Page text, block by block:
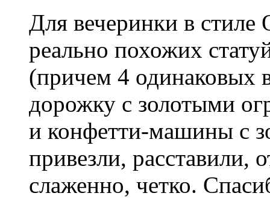
Для вечеринки в
реально похожих
(причем 4 одинаковых
дорожку с золотыми
и конфетти-машины с
привезли, расставили,
слаженно, четко.